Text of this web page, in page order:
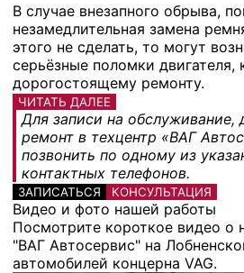
В случае внезапного обрыва,
незамедлительная замена
этого не сделать, то могут
серьёзные поломки двигателя,
дорогостоящему ремонту.
ЧИТАТЬ ДАЛЕЕ
Для записи на обслуживание,
ремонт в техцентр «ВАГ
позвонить по одному из
контактных телефонов.
ЗАПИСАТЬСЯ КОНСУЛЬТАЦИЯ
Видео и фото нашей работы
Посмотрите короткое видео о
"ВАГ Автосервис" на
автомобилей концерна VAG.